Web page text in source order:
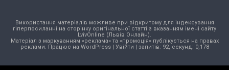
Використання матеріалів можливе при відкритому для індексування
гіперпосиланні на сторінку оригінальної статті з вказанням імені сайту
LvivOnline (Львів Онлайн).
Матеріал з маркуванням «реклама» та «промоція» публікується на правах
реклами. Працює на WordPress| Увійти | запитів: 92, секунд: 0,178